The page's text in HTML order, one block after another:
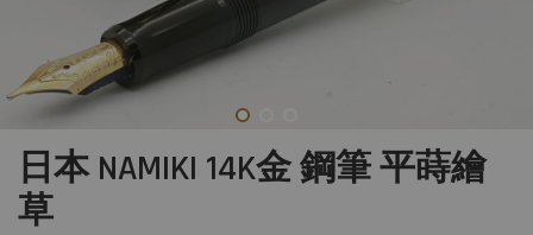
日本 NAMIKI 14K金 鋼筆 平蒔繪
草